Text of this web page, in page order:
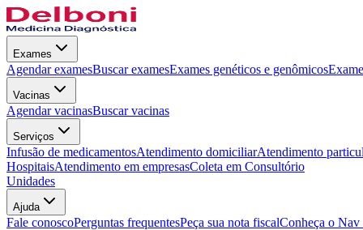
Exames
Agendar examesBuscar examesExames genéticos e genômicos
Vacinas
Agendar vacinasBuscar vacinas
Serviços
Infusão de medicamentosAtendimento domiciliarAtendimento
HospitaisAtendimento em empresasColeta em Consultório
Unidades
Ajuda
Fale conoscoPerguntas frequentesPeça sua nota fiscalConheça o Nav